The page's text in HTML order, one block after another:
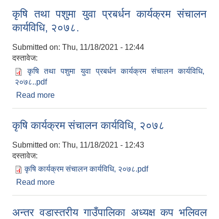
कृषि तथा पशुमा युवा प्रबर्धन कार्यक्रम संचालन
कार्यविधि, २०७८.
Submitted on: Thu, 11/18/2021 - 12:44
दस्तावेज:
कृषि तथा पशुमा युवा प्रबर्धन कार्यक्रम संचालन कार्यविधि,
२०७८..pdf
Read more
कृषि कार्यक्रम संचालन कार्यविधि, २०७८
Submitted on: Thu, 11/18/2021 - 12:43
दस्तावेज:
कृषि कार्यक्रम संचालन कार्यविधि, २०७८.pdf
Read more
अन्तर वडास्तरीय गाउँपालिका अध्यक्ष कप भलिवल